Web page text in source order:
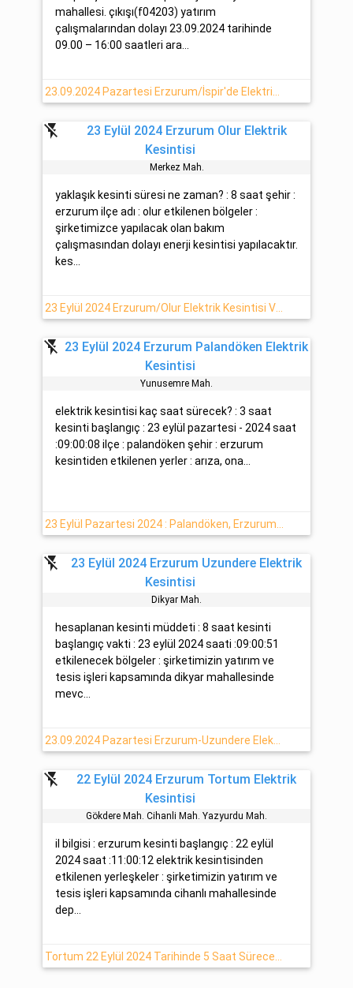
mahallesi. çıkışı(f04203) yatırım
çalışmalarından dolayı 23.09.2024 tarihinde
09.00 – 16:00 saatleri ara...
flash_off
23 Eylül 2024 Erzurum Olur Elektrik
Kesintisi
Merkez Mah.
yaklaşık kesinti süresi ne zaman? : 8 saat şehir :
erzurum ilçe adı : olur etkilenen bölgeler :
şirketimizce yapılacak olan bakım
çalışmasından dolayı enerji kesintisi yapılacaktır.
kes...
23 Eylül 2024 Erzurum/Olur Elektrik Kesintisi Var
flash_off 23 Eylül 2024 Erzurum Palandöken Elektrik
Kesintisi
Yunusemre Mah.
elektrik kesintisi kaç saat sürecek? : 3 saat
kesinti başlangıç : 23 eylül pazartesi - 2024 saat
:09:00:08 ilçe : palandöken şehir : erzurum
kesintiden etkilenen yerler : arıza, ona...
flash_off
23 Eylül 2024 Erzurum Uzundere Elektrik
Kesintisi
Di̇kyar Mah.
hesaplanan kesinti müddeti : 8 saat kesinti
başlangıç vakti : 23 eylül 2024 saati :09:00:51
etkilenecek bölgeler : şirketimizin yatırım ve
tesis işleri kapsamında dikyar mahallesinde
mevc...
23.09.2024 Pazartesi Erzurum-Uzundere Elektrik Arızası
flash_off
22 Eylül 2024 Erzurum Tortum Elektrik
Kesintisi
Gökdere Mah. Ci̇hanli Mah. Yazyurdu Mah.
il bilgisi : erzurum kesinti başlangıç : 22 eylül
2024 saat :11:00:12 elektrik kesintisinden
etkilenen yerleşkeler : şirketimizin yatırım ve
tesis işleri kapsamında cihanlı mahallesinde
dep...